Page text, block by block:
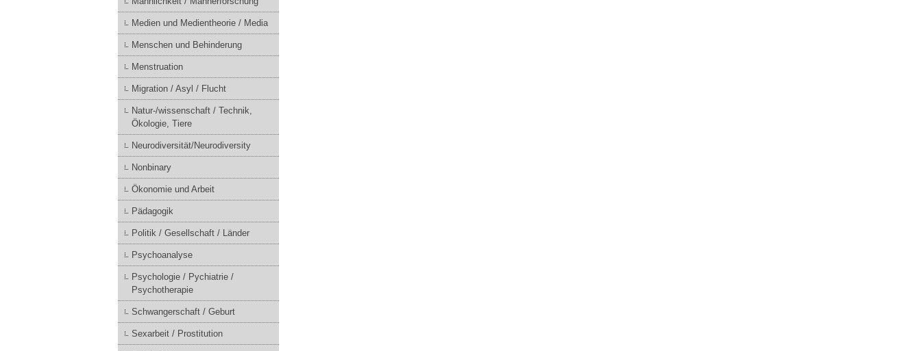
Medien und Medientheorie / Media
Menschen und Behinderung
Menstruation
Migration / Asyl / Flucht
Natur-/wissenschaft / Technik,
Ökologie, Tiere
Neurodiversität/Neurodiversity
Nonbinary
Ökonomie und Arbeit
Pädagogik
Politik / Gesellschaft / Länder
Psychoanalyse
Psychologie / Pychiatrie /
Psychotherapie
Schwangerschaft / Geburt
Sexarbeit / Prostitution